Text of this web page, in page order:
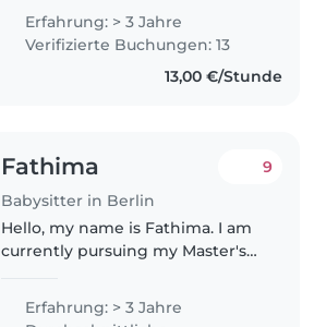
jünger ist, habe ich viel
Erfahrung mit Kinderbetreuung.
Ich habe aber noch nie fremden
Erfahrung: > 3 Jahre
Verifizierte Buchungen: 13
13,00 €/Stunde
Fathima
Babysitter in Berlin
9
Hello, my name is Fathima. I am
currently pursuing my Master's
am passionate about working
with children and offering
Erfahrung: > 3 Jahre